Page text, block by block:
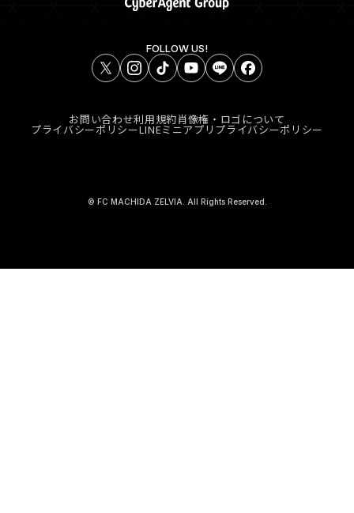
FOLLOW US!
お問い合わせ利用規約肖像権・ロゴについて
プライバシーポリシーLINEミニアプリプライバシーポリシー
© FC MACHIDA ZELVIA. All Rights Reserved.